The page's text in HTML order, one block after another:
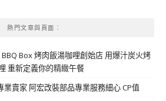
熱門文章與頁面︰
Box 烤肉飯湯咖哩創始店 用爆汁炭火烤
重新定義你的精緻午餐
業賣家 阿宏改裝部品專業服務細心 CP值